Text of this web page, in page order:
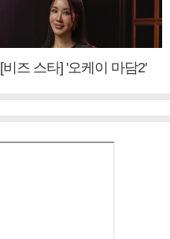
[비즈 스타] '오케이 마담2'